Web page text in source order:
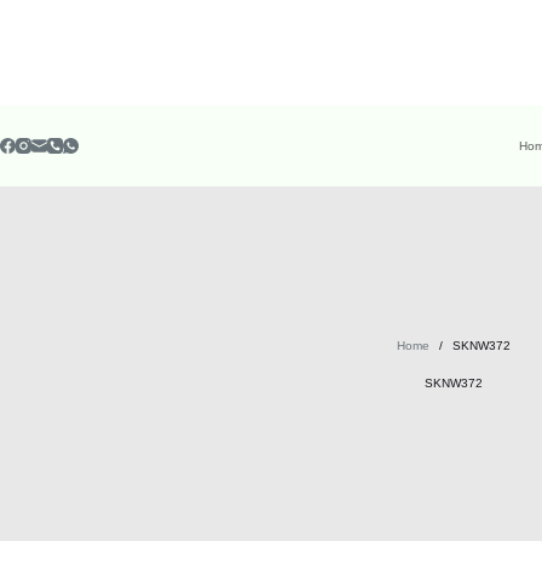
Home / SKNW372
SKNW372